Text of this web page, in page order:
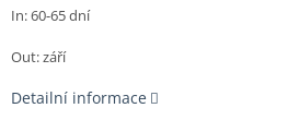
In: 60-65 dní
Out: září
Detailní informace